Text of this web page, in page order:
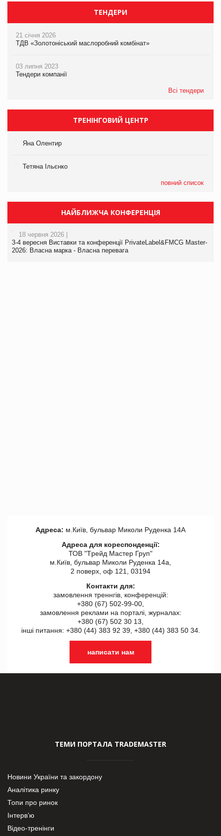
ТЕНДЕРИ
21 січня 2026
ТДВ «Золотоніський маслоробний комбінат»
03 липня 2023
Тендери компанії
Всі тендери
ТРЕНІНГОВИЙ ЦЕНТР
Яна Олентир
Тетяна Ільєнко
повний список
НАЙБЛИЖЧА КОНФЕРЕНЦІЯ
18 червня 2026 |
3-4 вересня Виставки та конференції PrivateLabel&FMCG Master-
2026: Власна марка - Власна перевага
Адреса: м.Київ, бульвар Миколи Руденка 14А
Адреса для кореспонденції:
ТОВ "Tрейд Мастер Груп"
м.Київ, бульвар Миколи Руденка 14а,
2 поверх, оф 121, 03194
Контакти для:
замовлення треннгів, конференцій:
+380 (67) 502-99-00,
замовлення реклами на порталі, журналах:
+380 (67) 502 30 13,
інші питання: +380 (44) 383 92 39, +380 (44) 383 50 34.
написати нам
ТЕМИ ПОРТАЛА TRADEMASTER
Новини України та закордону
Аналітика ринку
Топи про ринок
Інтерв’ю
Відео-тренінги